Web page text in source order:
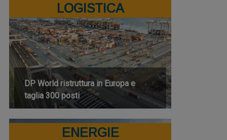
LOGISTICA
DP World ristruttura in Europa e
taglia 300 posti
ENERGIE